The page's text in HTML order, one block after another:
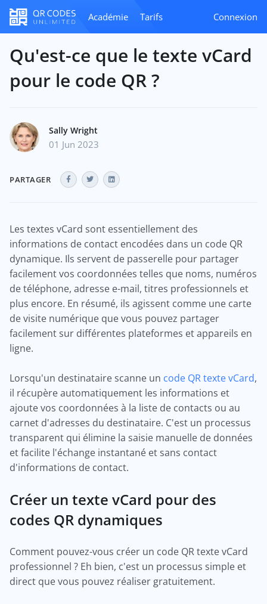
Académie Tarifs Connexion
Qu'est-ce que le texte vCard
pour le code QR ?
Sally Wright
01 Jun 2023
PARTAGER
Les textes vCard sont essentiellement des
informations de contact encodées dans un code QR
dynamique. Ils servent de passerelle pour partager
facilement vos coordonnées telles que noms, numéros
de téléphone, adresse e-mail, titres professionnels et
plus encore. En résumé, ils agissent comme une carte
de visite numérique que vous pouvez partager
facilement sur différentes plateformes et appareils en
ligne.
Lorsqu'un destinataire scanne un code QR texte vCard,
il récupère automatiquement les informations et
ajoute vos coordonnées à la liste de contacts ou au
carnet d'adresses du destinataire. C'est un processus
transparent qui élimine la saisie manuelle de données
et facilite l'échange instantané et sans contact
d'informations de contact.
Créer un texte vCard pour des
codes QR dynamiques
Comment pouvez-vous créer un code QR texte vCard
professionnel ? Eh bien, c'est un processus simple et
direct que vous pouvez réaliser gratuitement.